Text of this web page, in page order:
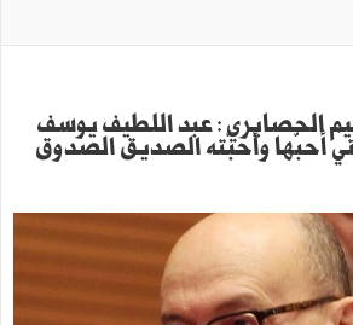
الحصايري : عبد اللطيف يوسف
أحبّها وأحبّته الصديق الصدوق